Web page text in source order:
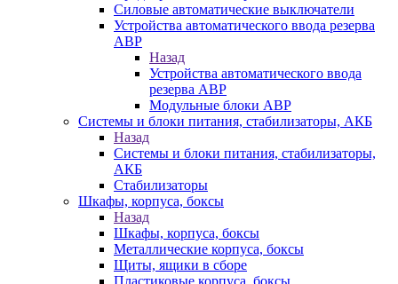
Силовые автоматические выключатели
Устройства автоматического ввода резерва
АВР
Назад
Устройства автоматического ввода
резерва АВР
Модульные блоки АВР
Системы и блоки питания, стабилизаторы, АКБ
Назад
Системы и блоки питания, стабилизаторы,
АКБ
Стабилизаторы
Шкафы, корпуса, боксы
Назад
Шкафы, корпуса, боксы
Металлические корпуса, боксы
Щиты, ящики в сборе
Пластиковые корпуса, боксы